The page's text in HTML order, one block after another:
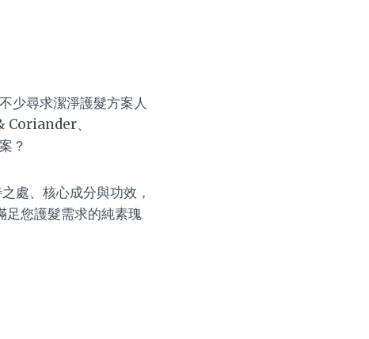
少尋求潔淨護髮方案人
Coriander、
？
處、核心成分與功效，
足您護髮需求的純素瑰